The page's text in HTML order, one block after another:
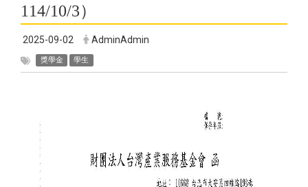
114/10/3）
2025-09-02 AdminAdmin
獎學金 學生